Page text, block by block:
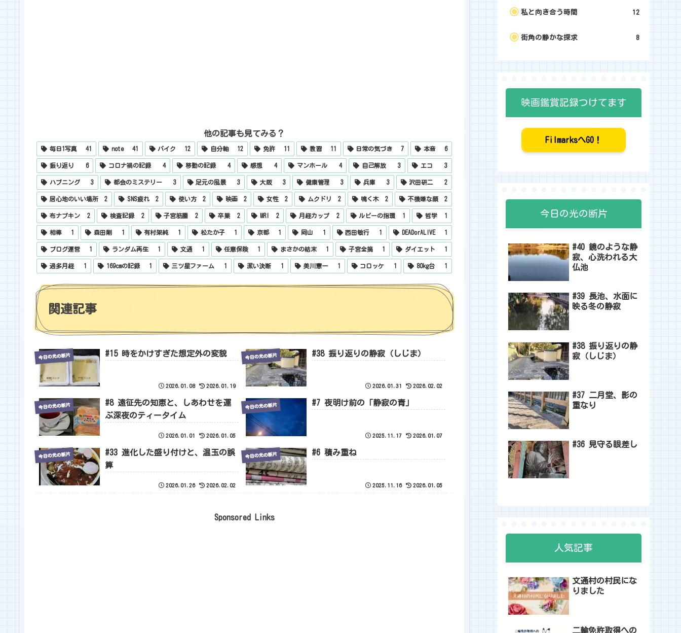
他の記事も見てみる？
毎日1写真 41 note 41 バイク 12 自分軸 12 免許 11 教習 11 日常の気づき 7 本音 6
振り返り 6 コロナ禍の記録 4 移動の記録 4 感想 4 マンホール 4 自己解放 3 エコ 3
ハプニング 3 都会のミステリー 3 足元の風景 3 大阪 3 健康管理 3 兵庫 3 沢田研二 2
居心地のいい場所 2 SNS疲れ 2 使い方 2 映画 2 女性 2 ムクドリ 2 鳴く木 2 不機嫌な顔 2
布ナプキン 2 検査記録 2 子宮筋腫 2 卒業 2 MRI 2 月経カップ 2 ルビーの指環 1 哲学 1
相棒 1 森田剛 1 有村架純 1 松たか子 1 京都 1 岡山 1 西田敏行 1 DEADorALIVE 1
ブログ運営 1 ランダム再生 1 文通 1 任意保険 1 まさかの結末 1 子宮全摘 1 ダイエット 1
過多月経 1 169cmの記録 1 三ツ星ファーム 1 潔い決断 1 美川憲一 1 コロッケ 1 80kg台 1
関連記事
今日の光の断片 #15 時をかけすぎた想定外の変貌
2026.01.08 2026.01.19
今日の光の断片 #38 振り返りの静寂（しじま）
2026.01.31 2026.02.02
今日の光の断片
#8 遠征先の知恵と、しあわせを運
ぶ深夜のティータイム
2026.01.01 2026.01.05
今日の光の断片 #7 夜明け前の「静寂の青」
2025.11.17 2026.01.07
今日の光の断片
#33 進化した盛り付けと、温玉の誤
算
2026.01.26 2026.02.02
今日の光の断片 #6 積み重ね
2025.11.16 2026.01.05
Sponsored Links
私と向き合う時間 12
街角の静かな探求 8
映画鑑賞記録つけてます
FilmarksへGO！
今日の光の断片
#40 鏡のような静
寂、心洗われる大
仏池
#39 長池、水面に
映る冬の静寂
#38 振り返りの静
寂（しじま）
#37 二月堂、影の
重なり
#36 見守る眼差し
人気記事
文通村の村民にな
りました
二輪免許取得への